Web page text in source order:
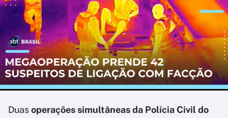
Duasoperações simultâneas da Polícia Civil do